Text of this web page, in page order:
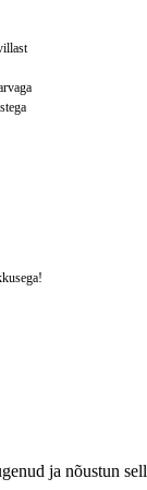
ja nõustun